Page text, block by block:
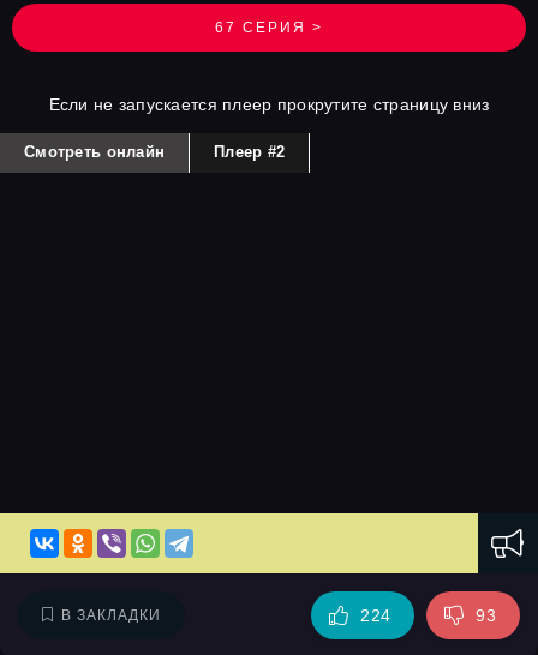
67 СЕРИЯ >
Если не запускается плеер прокрутите страницу вниз
Смотреть онлайн Плеер #2
В ЗАКЛАДКИ 224 93